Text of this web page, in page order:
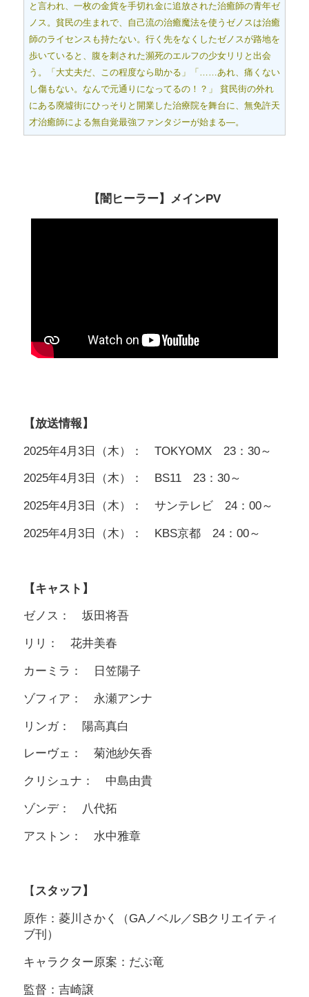
と言われ、一枚の金貨を手切れ金に追放された治癒師の青年ゼ
ノス。貧民の生まれで、自己流の治癒魔法を使うゼノスは治癒
師のライセンスも持たない。行く先をなくしたゼノスが路地を
歩いていると、腹を刺された瀕死のエルフの少女リリと出会
う。「大丈夫だ、この程度なら助かる」「……あれ、痛くない
し傷もない。なんで元通りになってるの！？」 貧民街の外れ
にある廃墟街にひっそりと開業した治療院を舞台に、無免許天
才治癒師による無自覚最強ファンタジーが始まる―。
【闇ヒーラー】メインPV
【放送情報】
2025年4月3日（木）： TOKYOMX 23：30～
2025年4月3日（木）： BS11 23：30～
2025年4月3日（木）： サンテレビ 24：00～
2025年4月3日（木）： KBS京都 24：00～
【キャスト】
ゼノス： 坂田将吾
リリ： 花井美春
カーミラ： 日笠陽子
ゾフィア： 永瀬アンナ
リンガ： 陽高真白
レーヴェ： 菊池紗矢香
クリシュナ： 中島由貴
ゾンデ： 八代拓
アストン： 水中雅章
【 スタッフ】
原作：菱川さかく（GAノベル／SBクリエイティ
ブ刊）
キャラクター原案：だぶ竜
監督：吉崎譲